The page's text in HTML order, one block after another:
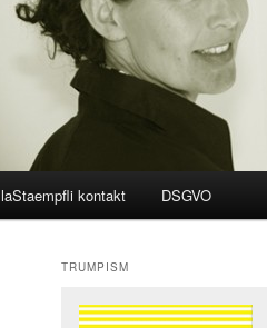
laStaempfli kontakt DSGVO
TRUMPISM